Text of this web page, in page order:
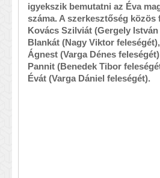
igyekszik bemutatni az Éva
száma. A szerkesztőség közös
Kovács Szilviát (Gergely
Blankát (Nagy Viktor
Ágnest (Varga Dénes
Pannit (Benedek Tibor
Évát (Varga Dániel feleségét).